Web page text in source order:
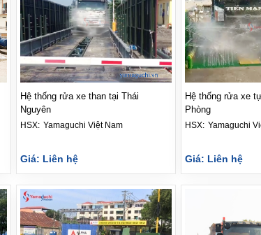
Hệ thống rửa xe than tại Thái
Nguyên
HSX: Yamaguchi Việt Nam
Giá: Liên hệ
Hệ thống rửa xe
Phòng
HSX: Yamaguchi
Giá: Liên hệ